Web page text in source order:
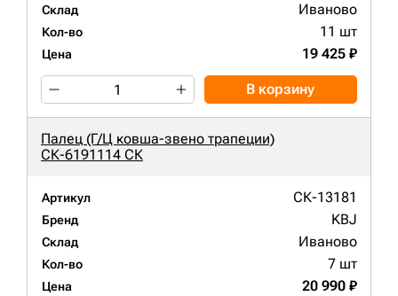
Склад Иваново
Кол-во 11 шт
Цена 19 425 ₽
В корзину
Палец (Г/Ц ковша-звено трапеции)
СК-6191114 СК
Артикул СК-13181
Бренд KBJ
Склад Иваново
Кол-во 7 шт
Цена 20 990 ₽